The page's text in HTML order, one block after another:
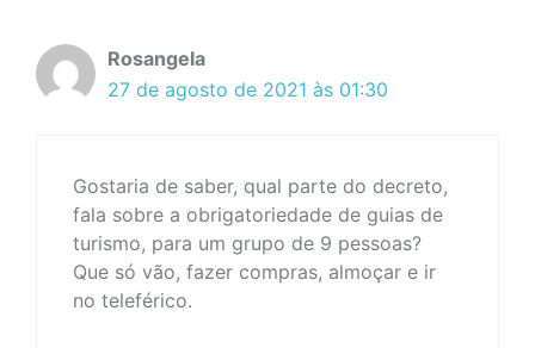
Rosangela
27 de agosto de 2021 às 01:30
Gostaria de saber, qual parte do decreto,
fala sobre a obrigatoriedade de guias de
turismo, para um grupo de 9 pessoas?
Que só vão, fazer compras, almoçar e ir
no teleférico.